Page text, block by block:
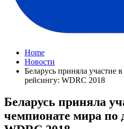
Home
Новости
Беларусь приняла участие
рейсингу: WDRC 2018
Беларусь приняла
чемпионате мира по